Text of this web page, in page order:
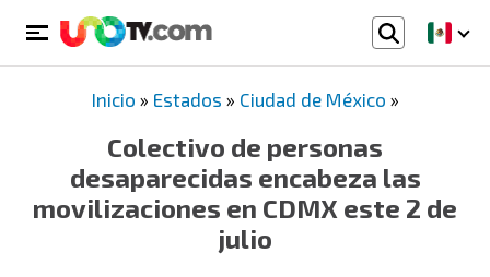
Inicio » Estados » Ciudad de México »
Colectivo de personas
desaparecidas encabeza las
movilizaciones en CDMX este 2 de
julio